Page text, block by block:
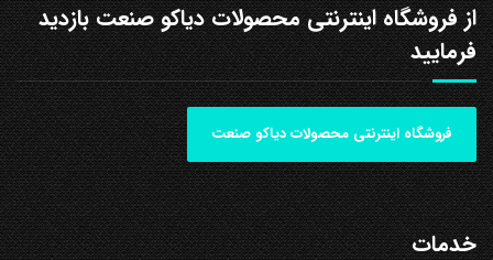
از فروشگاه اینترنتی محصولات دیاکو صنعت بازدید
فرمایید
فروشگاه اینترنتی محصولات دیاکو صنعت
خدمات